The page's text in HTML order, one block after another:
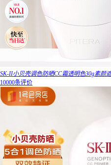
SK-II小贝壳调色防晒CC霜透明色30g素颜
10000条评价